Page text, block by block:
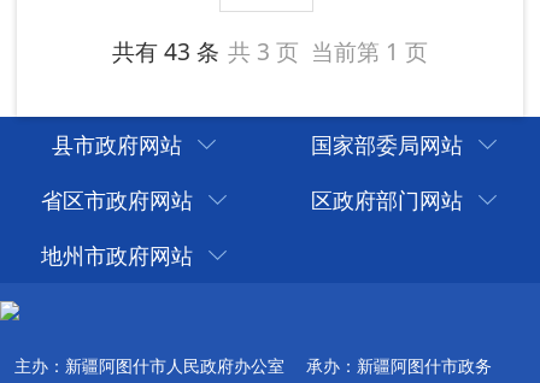
县市政府网站
国家部委局网站
省区市政府网站
区政府部门网站
地州市政府网站
主办：新疆阿图什市人民政府办公室 承办：新疆阿图什市政务